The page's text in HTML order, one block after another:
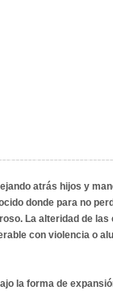
atrás hijos y
donde para no
La alteridad de
con violencia o
la forma de